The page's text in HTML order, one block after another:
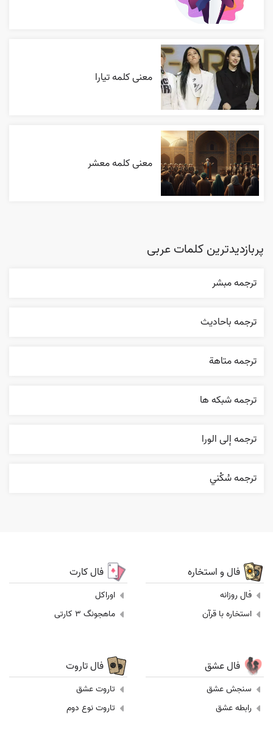
معنی کلمه تیارا
معنی کلمه معشر
پربازدیدترین کلمات عربی
ترجمه مبشر
ترجمه باحاديث
ترجمه متاهة
ترجمه شبکه ها
ترجمه إلی الورا
ترجمه سُکْني
فال و استخاره
فال روزانه
استخاره با قرآن
فال کارت
اوراکل
ماهجونگ 3 کارتی
فال عشق
سنجش عشق
رابطه عشق
فال تاروت
تاروت عشق
تاروت نوع دوم